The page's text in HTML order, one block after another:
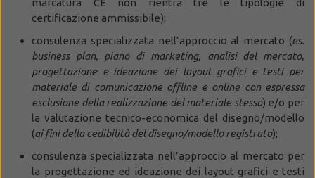
marcatura CE non rientra tre le tipologie di
certificazione ammissibile);
consulenza specializzata nell’approccio al mercato (es.
business plan, piano di marketing, analisi del mercato,
progettazione e ideazione dei layout grafici e testi per
materiale di comunicazione offline e online con espressa
esclusione della realizzazione del materiale stesso) e/o per
la valutazione tecnico-economica del disegno/modello
(ai fini della cedibilità del disegno/modello registrato);
consulenza specializzata nell’approccio al mercato per
la progettazione ed ideazione dei layout grafici e testi